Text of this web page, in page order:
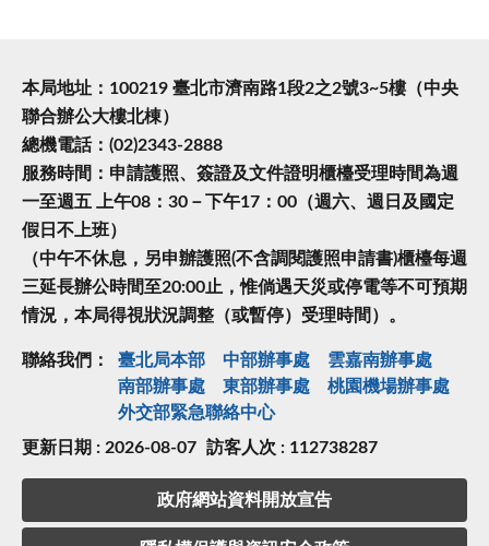
本局地址：100219 臺北市濟南路1段2之2號3~5樓（中央
聯合辦公大樓北棟）
總機電話：(02)2343-2888
服務時間：申請護照、簽證及文件證明櫃檯受理時間為週
一至週五 上午08：30－下午17：00（週六、週日及國定
假日不上班）
（中午不休息，另申辦護照(不含調閱護照申請書)櫃檯每週
三延長辦公時間至20:00止，惟倘遇天災或停電等不可預期
情況，本局得視狀況調整（或暫停）受理時間）。
聯絡我們： 臺北局本部 中部辦事處
雲嘉南辦事處
南部辦事處
東部辦事處
桃園機場辦事處
外交部緊急聯絡中⼼
更新日期 : 2026-08-07 訪客人次 : 112738287
政府網站資料開放宣告